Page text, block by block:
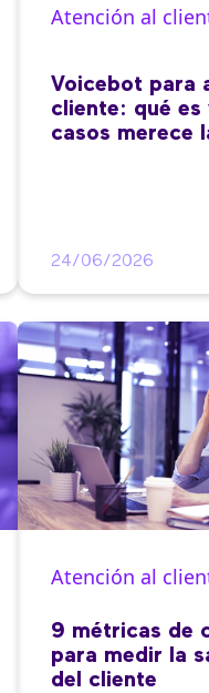
Atención al
Voicebot para
cliente: qué es
casos merece
24/06/2026
Atención al
9 métricas de
para medir la
del cliente